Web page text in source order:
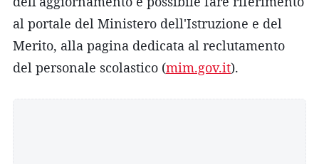
al portale del Ministero dell'Istruzione e del
Merito, alla pagina dedicata al reclutamento
del personale scolastico (mim.gov.it).